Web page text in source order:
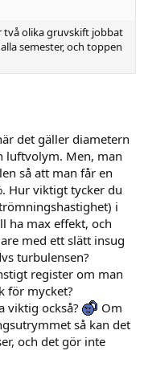
två olika gruvskift jobbat
semester, och toppen
det gäller diametern
luftvolym. Men, man
så att man får en
Hur viktigt tycker du
i
ha max effekt, och
med ett slätt insug
turbulensen?
register om man
för mycket?
viktig också?
Om
så kan det
och det gör inte